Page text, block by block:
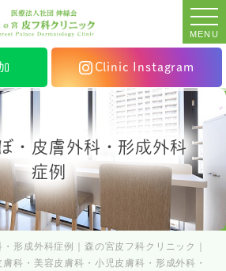
MENU
Clinic Instagram
・皮膚外科・形成外科
症例
形成外科症例｜森の宮皮フ科クリニック｜
科・美容皮膚科・小児皮膚科・形成外科・